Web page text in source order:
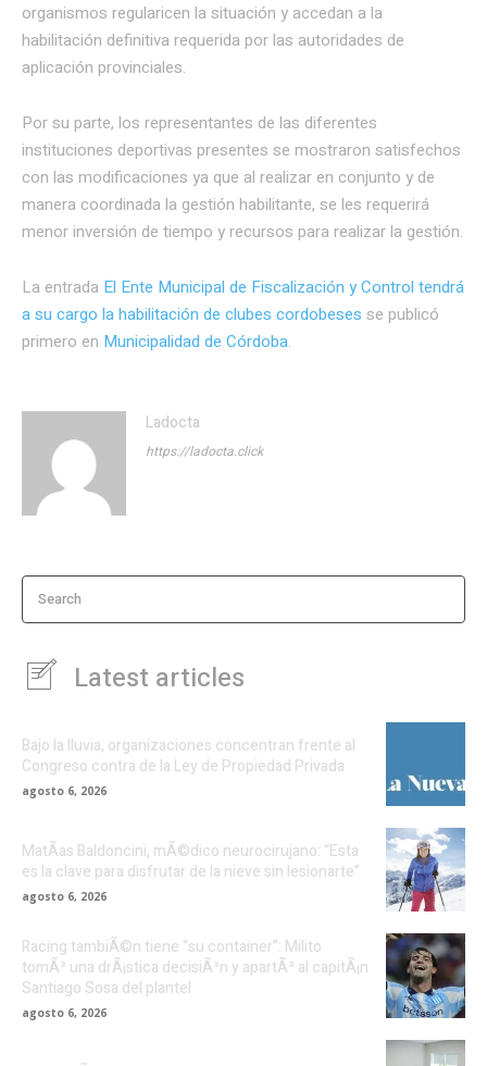
organismos regularicen la situación y accedan a la
habilitación definitiva requerida por las autoridades de
aplicación provinciales.
Por su parte, los representantes de las diferentes
instituciones deportivas presentes se mostraron satisfechos
con las modificaciones ya que al realizar en conjunto y de
manera coordinada la gestión habilitante, se les requerirá
menor inversión de tiempo y recursos para realizar la gestión.
La entrada El Ente Municipal de Fiscalización y Control tendrá
a su cargo la habilitación de clubes cordobeses se publicó
primero en Municipalidad de Córdoba.
Ladocta
https://ladocta.click
Search
Latest articles
Bajo la lluvia, organizaciones concentran frente al
Congreso contra de la Ley de Propiedad Privada
agosto 6, 2026
MatÃ­as Baldoncini, mÃ©dico neurocirujano: “Esta
es la clave para disfrutar de la nieve sin lesionarte”
agosto 6, 2026
Racing tambiÃ©n tiene “su container”: Milito
tomÃ³ una drÃ¡stica decisiÃ³n y apartÃ³ al capitÃ¡n
Santiago Sosa del plantel
agosto 6, 2026